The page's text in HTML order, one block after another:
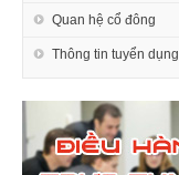
Quan hệ cổ đông
Thông tin tuyển dụng